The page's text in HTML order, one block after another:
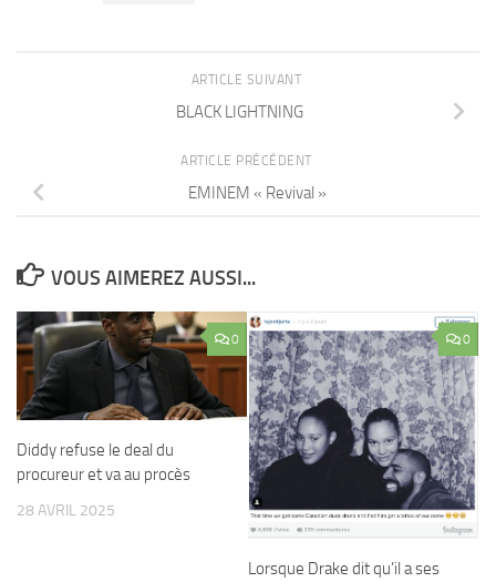
ARTICLE SUIVANT
BLACK LIGHTNING
ARTICLE PRÉCÉDENT
EMINEM « Revival »
VOUS AIMEREZ AUSSI...
0
Diddy refuse le deal du
procureur et va au procès
28 AVRIL 2025
0
Lorsque Drake dit qu’il a ses